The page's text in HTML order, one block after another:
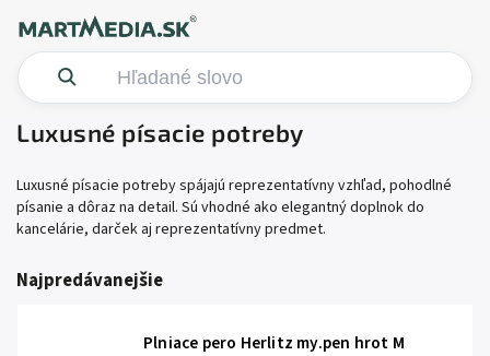
Luxusné písacie potreby
Luxusné písacie potreby spájajú reprezentatívny vzhľad, pohodlné
písanie a dôraz na detail. Sú vhodné ako elegantný doplnok do
kancelárie, darček aj reprezentatívny predmet.
Najpredávanejšie
Plniace pero Herlitz my.pen hrot M